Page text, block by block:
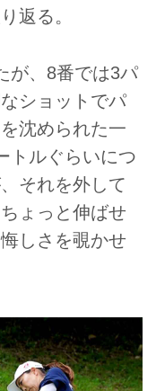
返る。
が、8番では3パ
ショットでパ
沈められた一
トルぐらいにつ
それを外して
ょっと伸ばせ
しさを覗かせ